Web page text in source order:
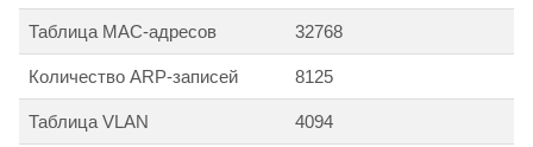
Таблица MAC-адресов 32768
Количество ARP-записей 8125
Таблица VLAN 4094